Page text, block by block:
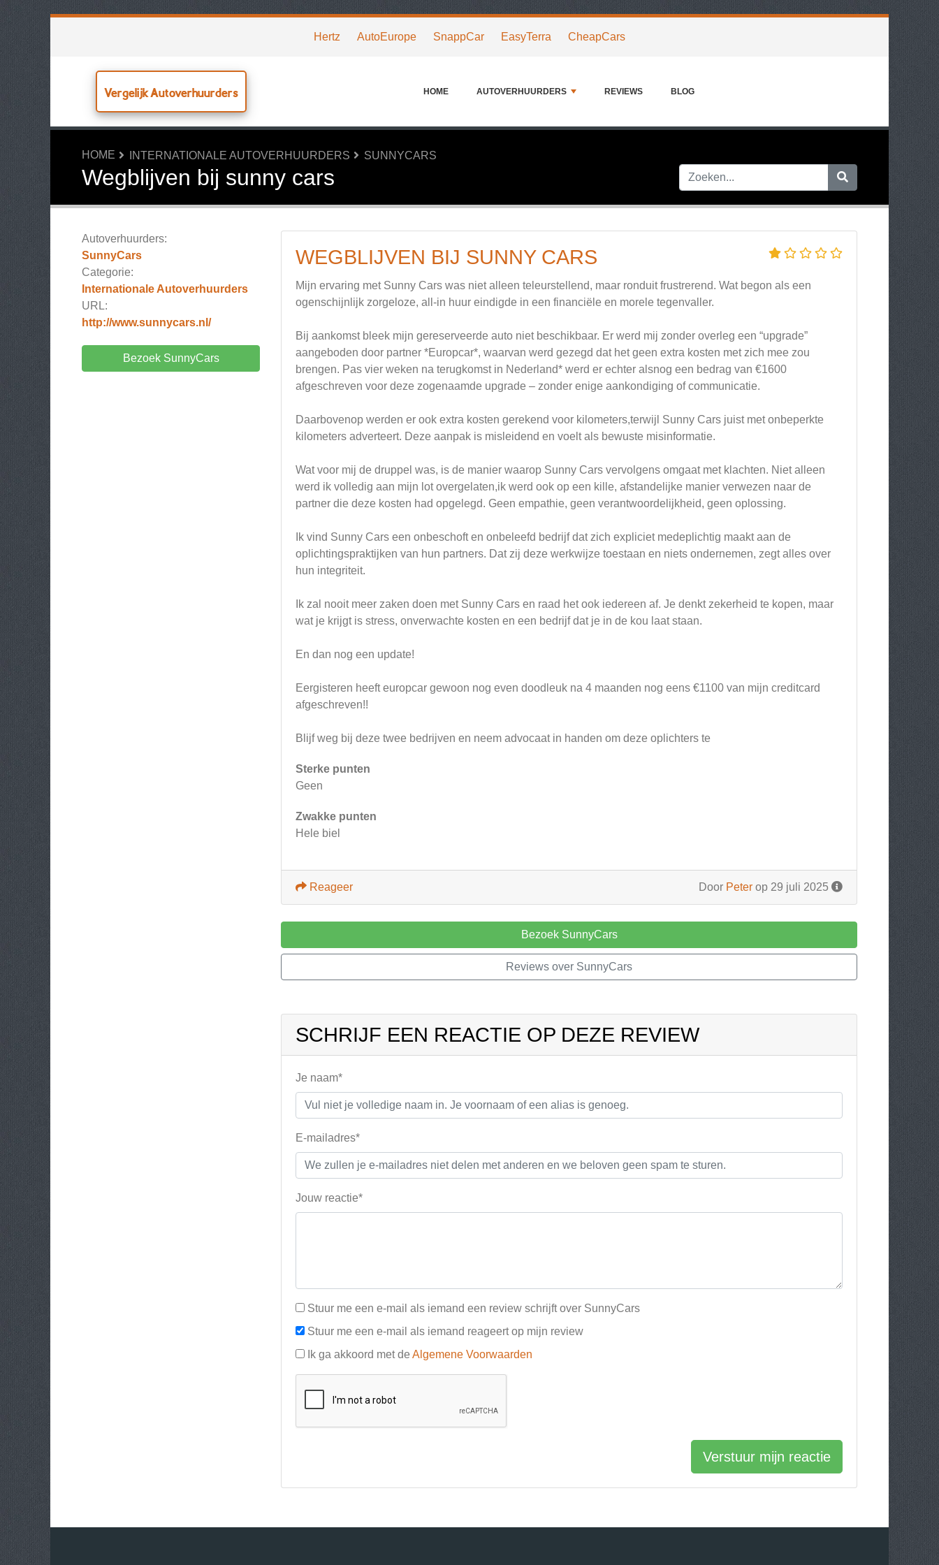
Hertz AutoEurope SnappCar EasyTerra CheapCars
Vergelijk Autoverhuurders HOME AUTOVERHUURDERS REVIEWS BLOG
HOME INTERNATIONALE AUTOVERHUURDERS SUNNYCARS
Wegblijven bij sunny cars
Autoverhuurders:
SunnyCars
Categorie:
Internationale Autoverhuurders
URL:
http://www.sunnycars.nl/
Bezoek SunnyCars
WEGBLIJVEN BIJ SUNNY CARS
Mijn ervaring met Sunny Cars was niet alleen teleurstellend, maar ronduit frustrerend. Wat begon als een
ogenschijnlijk zorgeloze, all-in huur eindigde in een financiële en morele tegenvaller.
Bij aankomst bleek mijn gereserveerde auto niet beschikbaar. Er werd mij zonder overleg een “upgrade”
aangeboden door partner *Europcar*, waarvan werd gezegd dat het geen extra kosten met zich mee zou
brengen. Pas vier weken na terugkomst in Nederland* werd er echter alsnog een bedrag van €1600
afgeschreven voor deze zogenaamde upgrade – zonder enige aankondiging of communicatie.
Daarbovenop werden er ook extra kosten gerekend voor kilometers,terwijl Sunny Cars juist met onbeperkte
kilometers adverteert. Deze aanpak is misleidend en voelt als bewuste misinformatie.
Wat voor mij de druppel was, is de manier waarop Sunny Cars vervolgens omgaat met klachten. Niet alleen
werd ik volledig aan mijn lot overgelaten,ik werd ook op een kille, afstandelijke manier verwezen naar de
partner die deze kosten had opgelegd. Geen empathie, geen verantwoordelijkheid, geen oplossing.
Ik vind Sunny Cars een onbeschoft en onbeleefd bedrijf dat zich expliciet medeplichtig maakt aan de
oplichtingspraktijken van hun partners. Dat zij deze werkwijze toestaan en niets ondernemen, zegt alles over
hun integriteit.
Ik zal nooit meer zaken doen met Sunny Cars en raad het ook iedereen af. Je denkt zekerheid te kopen, maar
wat je krijgt is stress, onverwachte kosten en een bedrijf dat je in de kou laat staan.
En dan nog een update!
Eergisteren heeft europcar gewoon nog even doodleuk na 4 maanden nog eens €1100 van mijn creditcard
afgeschreven!!
Blijf weg bij deze twee bedrijven en neem advocaat in handen om deze oplichters te
Sterke punten
Geen
Zwakke punten
Hele biel
Door Peter op 29 juli 2025
Reageer
Bezoek SunnyCars
Reviews over SunnyCars
SCHRIJF EEN REACTIE OP DEZE REVIEW
Je naam*
E-mailadres*
Jouw reactie*
Stuur me een e-mail als iemand een review schrijft over SunnyCars
Stuur me een e-mail als iemand reageert op mijn review
Ik ga akkoord met de Algemene Voorwaarden
Verstuur mijn reactie